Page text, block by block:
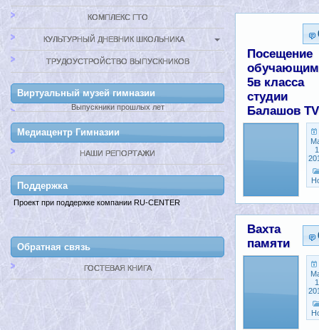
Посещение
5в класса
студии
Балашов TV
Вахта
памяти
КОМПЛЕКС ГТО
КУЛЬТУРНЫЙ ДНЕВНИК ШКОЛЬНИКА
ТРУДОУСТРОЙСТВО ВЫПУСКНИКОВ
Виртуальный музей гимназии
Выпускники прошлых лет
Медиацентр Гимназии
НАШИ РЕПОРТАЖИ
Поддержкa
Проект при поддержке компании RU-CENTER
Обратная связь
ГОСТЕВАЯ КНИГА